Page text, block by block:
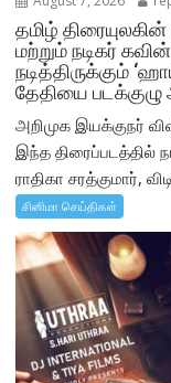
தமிழ்
மற்றும் நடிகர்
நடித்திருக்கும்
தேதியை படக்குழு
அறிமுக இயக்குநர்
இந்த திரைப்படத்தில்
ராதிகா சரத்குமார்,
சினிமா செய்திகள்